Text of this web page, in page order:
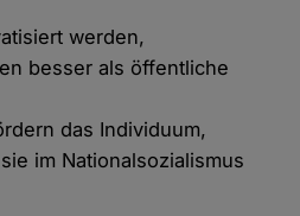
werden,
besser als öffentliche
das Individuum,
im Nationalsozialismus